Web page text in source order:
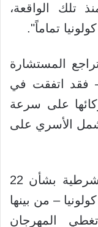
تلك الواقعة،
تماماً".
المستشارة
– فقد اتفقت في
2016، مع شركائها على سرعة
الأسري على
ويأتي ذلك تزامناً مع البلاغات الشرطية بشأن 22
– من بينها
المهرجان